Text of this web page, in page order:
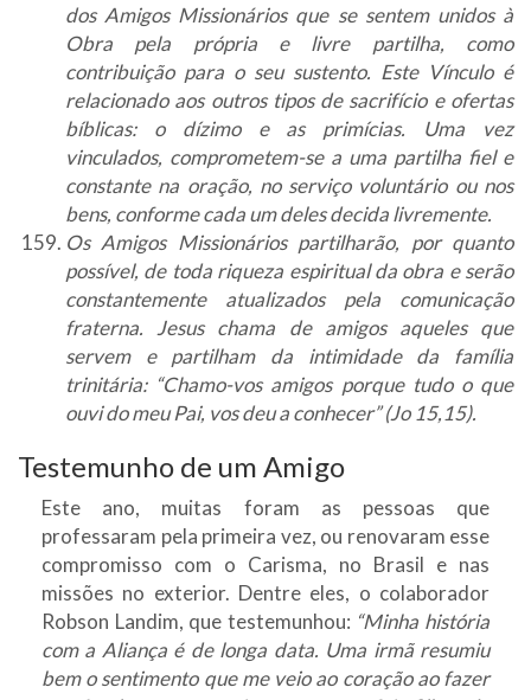
dos Amigos Missionários que se sentem unidos à
Obra pela própria e livre partilha, como
contribuição para o seu sustento. Este Vínculo é
relacionado aos outros tipos de sacrifício e ofertas
bíblicas: o dízimo e as primícias. Uma vez
vinculados, comprometem-se a uma partilha fiel e
constante na oração, no serviço voluntário ou nos
bens, conforme cada um deles decida livremente.
Os Amigos Missionários partilharão, por quanto
possível, de toda riqueza espiritual da obra e serão
constantemente atualizados pela comunicação
fraterna. Jesus chama de amigos aqueles que
servem e partilham da intimidade da família
trinitária: “Chamo-vos amigos porque tudo o que
ouvi do meu Pai, vos deu a conhecer” (Jo 15,15).
Testemunho de um Amigo
Este ano, muitas foram as pessoas que
professaram pela primeira vez, ou renovaram esse
compromisso com o Carisma, no Brasil e nas
missões no exterior. Dentre eles, o colaborador
Robson Landim, que testemunhou: “Minha história
com a Aliança é de longa data. Uma irmã resumiu
bem o sentimento que me veio ao coração ao fazer